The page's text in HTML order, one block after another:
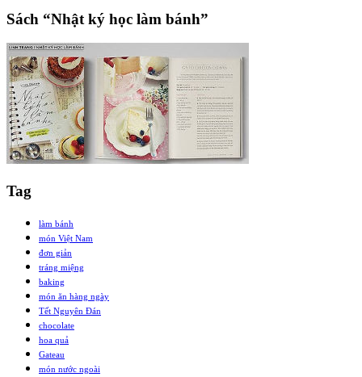
Sách “Nhật ký học làm bánh”
Tag
làm bánh
món Việt Nam
đơn giản
tráng miệng
baking
món ăn hàng ngày
Tết Nguyên Đán
chocolate
hoa quả
Gateau
món nước ngoài